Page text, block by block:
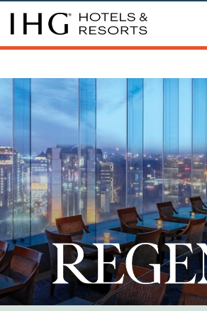
Go to
Go to
content
关于我们
我们的品牌
​​酒店开发加盟
新闻资讯